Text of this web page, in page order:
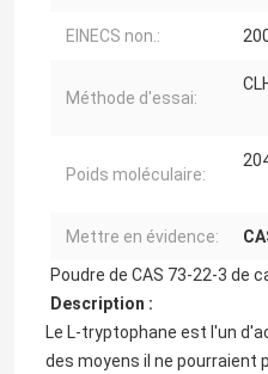
EINECS non.:
Méthode d'essai:
Poids moléculaire:
Mettre en évidence:
Poudre de CAS 73-22-3 de
Description :
Le L-tryptophane est l'un
des moyens il ne pourraient